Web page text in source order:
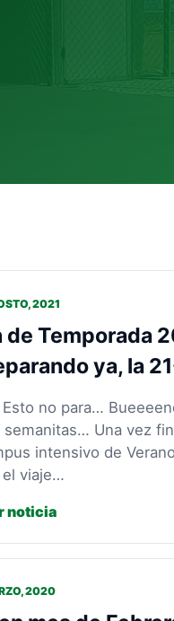
2021
de Temporada
ya, la
no para…
semanitas… Una vez
intensivo de
el viaje…
noticia
2020